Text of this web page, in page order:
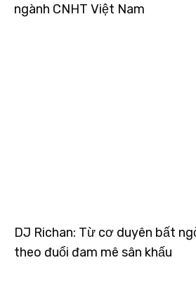
ngành CNHT Việt Nam
DJ Richan: Từ cơ duyên bất
theo đuổi đam mê sân khấu